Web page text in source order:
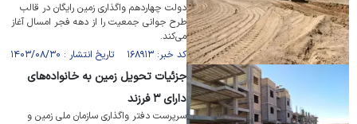
دولت چهاردهم واگذاری زمین رایگان در قالب
طرح جوانی جمعیت را از دهه فجر امسال آغاز
می‌کند.
کد خبر: ۱۶۸۹۱۳ تاریخ انتشار : ۱۴۰۳/۰۸/۳۰
جزئیات تحویل زمین به خانواده‌های
دارای ۳ فرزند
سرپرست دفتر واگذاری سازمان ملی زمین و